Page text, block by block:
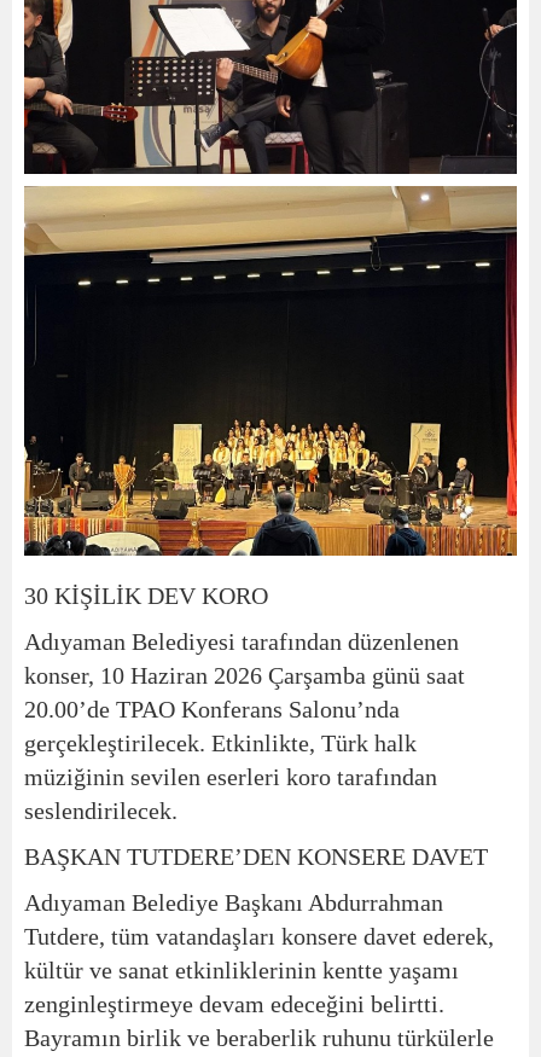
30 KİŞİLİK DEV KORO
Adıyaman Belediyesi tarafından düzenlenen
konser, 10 Haziran 2026 Çarşamba günü saat
20.00’de TPAO Konferans Salonu’nda
gerçekleştirilecek. Etkinlikte, Türk halk
müziğinin sevilen eserleri koro tarafından
seslendirilecek.
BAŞKAN TUTDERE’DEN KONSERE DAVET
Adıyaman Belediye Başkanı Abdurrahman
Tutdere, tüm vatandaşları konsere davet ederek,
kültür ve sanat etkinliklerinin kentte yaşamı
zenginleştirmeye devam edeceğini belirtti.
Bayramın birlik ve beraberlik ruhunu türkülerle